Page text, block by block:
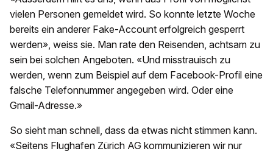
vielen Personen gemeldet wird. So konnte letzte Woche
bereits ein anderer Fake-Account erfolgreich gesperrt
werden», weiss sie. Man rate den Reisenden, achtsam zu
sein bei solchen Angeboten. «Und misstrauisch zu
werden, wenn zum Beispiel auf dem Facebook-Profil eine
falsche Telefonnummer angegeben wird. Oder eine
Gmail-Adresse.»
So sieht man schnell, dass da etwas nicht stimmen kann.
«Seitens Flughafen Zürich AG kommunizieren wir nur